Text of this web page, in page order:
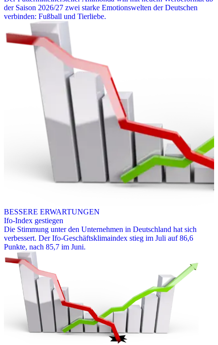
der Saison 2026/27 zwei starke Emotionswelten der Deutschen
verbinden: Fußball und Tierliebe.
BESSERE ERWARTUNGEN
Ifo-Index gestiegen
Die Stimmung unter den Unternehmen in Deutschland hat sich
verbessert. Der Ifo-Geschäftsklimaindex stieg im Juli auf 86,6
Punkte, nach 85,7 im Juni.